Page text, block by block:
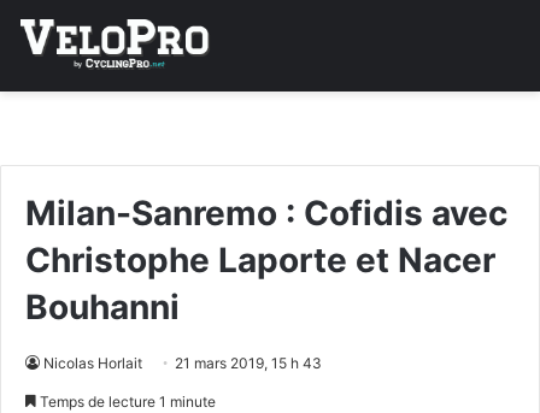
Milan-Sanremo : Cofidis avec
Christophe Laporte et Nacer
Bouhanni
Nicolas Horlait 21 mars 2019, 15 h 43
Temps de lecture 1 minute